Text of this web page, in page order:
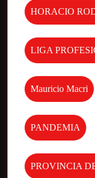
HORACIO
LIGA
Mauricio Macri
PANDEMIA
PROVINCIA